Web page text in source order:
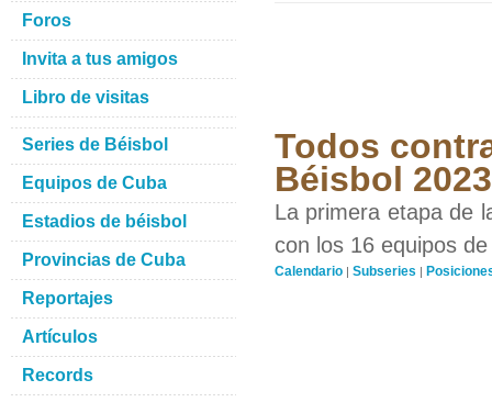
Todos
Béisbol 2023
La primera etapa de
con los 16 equipos
Calendario | Subseries |
Foros
Invita a tus amigos
Libro de visitas
Series de Béisbol
Equipos de Cuba
Estadios de béisbol
Provincias de Cuba
Reportajes
Artículos
Records